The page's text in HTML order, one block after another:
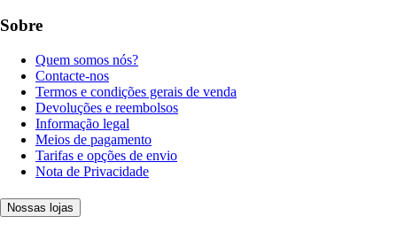
Sobre
Quem somos nós?
Contacte-nos
Termos e condições gerais de venda
Devoluções e reembolsos
Informação legal
Meios de pagamento
Tarifas e opções de envio
Nota de Privacidade
Nossas lojas